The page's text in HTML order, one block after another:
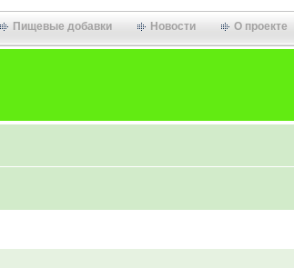
Пищевые добавки Новости О проекте